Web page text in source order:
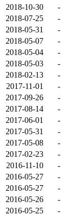
2018-10-30 -
2018-07-25
-
2018-05-31
-
2018-05-07
-
2018-05-04
-
2018-05-03
-
2018-02-13
-
2017-11-01
-
2017-09-26
-
2017-08-14
-
2017-06-01
-
2017-05-31
-
2017-05-08
-
2017-02-23
-
2016-11-10
-
2016-05-27
-
2016-05-27
-
2016-05-26
-
2016-05-25
-